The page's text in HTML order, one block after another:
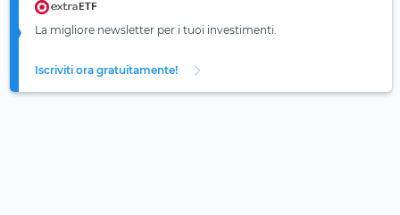
La migliore newsletter per i tuoi investimenti.
Iscriviti ora gratuitamente!